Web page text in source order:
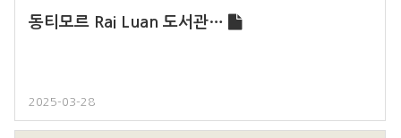
동티모르 Rai Luan 도서관…
2025-03-28